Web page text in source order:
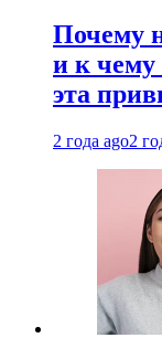
Почему
и к чему
эта
2 года ago2